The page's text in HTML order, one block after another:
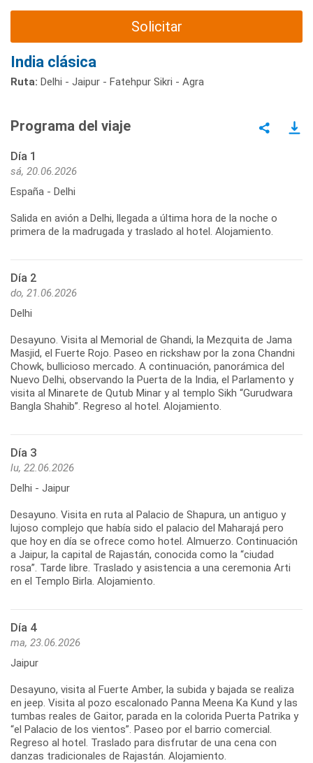
Solicitar
India clásica
Ruta: Delhi - Jaipur - Fatehpur Sikri - Agra
Programa del viaje
Día 1
sá, 20.06.2026
España - Delhi
Salida en avión a Delhi, llegada a última hora de la noche o
primera de la madrugada y traslado al hotel. Alojamiento.
Día 2
do, 21.06.2026
Delhi
Desayuno. Visita al Memorial de Ghandi, la Mezquita de Jama
Masjid, el Fuerte Rojo. Paseo en rickshaw por la zona Chandni
Chowk, bullicioso mercado. A continuación, panorámica del
Nuevo Delhi, observando la Puerta de la India, el Parlamento y
visita al Minarete de Qutub Minar y al templo Sikh “Gurudwara
Bangla Shahib”. Regreso al hotel. Alojamiento.
Día 3
lu, 22.06.2026
Delhi - Jaipur
Desayuno. Visita en ruta al Palacio de Shapura, un antiguo y
lujoso complejo que había sido el palacio del Maharajá pero
que hoy en día se ofrece como hotel. Almuerzo. Continuación
a Jaipur, la capital de Rajastán, conocida como la “ciudad
rosa”. Tarde libre. Traslado y asistencia a una ceremonia Arti
en el Templo Birla. Alojamiento.
Día 4
ma, 23.06.2026
Jaipur
Desayuno, visita al Fuerte Amber, la subida y bajada se realiza
en jeep. Visita al pozo escalonado Panna Meena Ka Kund y las
tumbas reales de Gaitor, parada en la colorida Puerta Patrika y
“el Palacio de los vientos”. Paseo por el barrio comercial.
Regreso al hotel. Traslado para disfrutar de una cena con
danzas tradicionales de Rajastán. Alojamiento.